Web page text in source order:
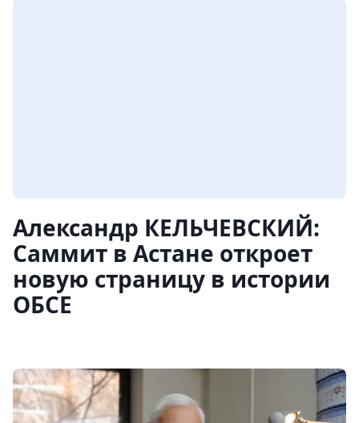
Александр КЕЛЬЧЕВСКИЙ:
Саммит в Астане откроет
новую страницу в истории
ОБСЕ